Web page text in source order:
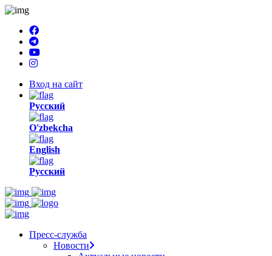
Вход на сайт
Русский
O'zbekcha
English
Русский
Пресс-служба
Новости